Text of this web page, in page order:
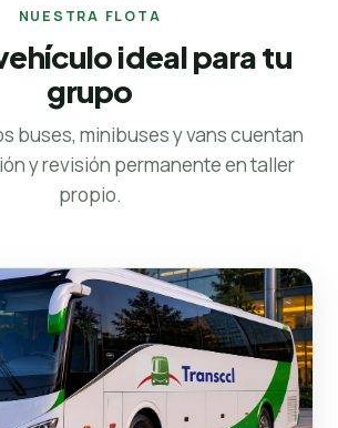
NUESTRA FLOTA
ideal para tu
grupo
buses, minibuses y vans cuentan
y revisión permanente en taller
propio.